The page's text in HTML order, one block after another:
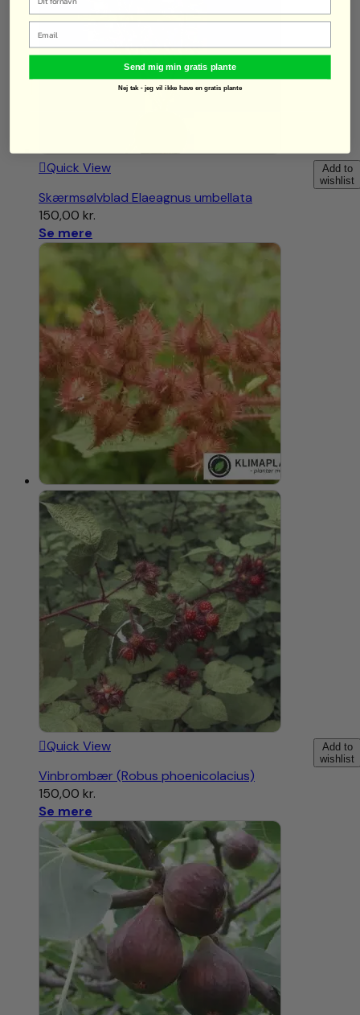
Add to
wishlist
Quick View
Skærmsølvblad Elaeagnus umbellata
150,00 kr.
Se mere
Add to
wishlist
Quick View
Vinbrombær (Robus phoenicolacius)
150,00 kr.
Se mere
Email
Send mig min gratis plante
Nej tak - jeg vil ikke have en gratis plante